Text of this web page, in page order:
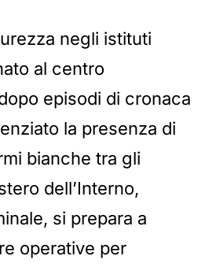
negli istituti
al centro
episodi di cronaca
la presenza di
bianche tra gli
dell’Interno,
si prepara a
operative per